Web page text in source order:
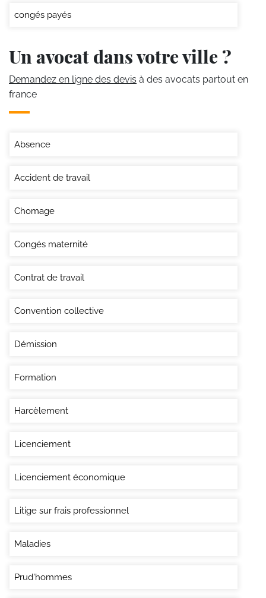
congés payés
Un avocat dans votre ville ?
Demandez en ligne des devis à des avocats partout en
france
Absence
Accident de travail
Chomage
Congés maternité
Contrat de travail
Convention collective
Démission
Formation
Harcèlement
Licenciement
Licenciement économique
Litige sur frais professionnel
Maladies
Prud'hommes